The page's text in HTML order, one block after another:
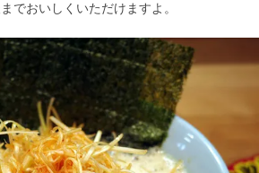
でおいしくいただけますよ。